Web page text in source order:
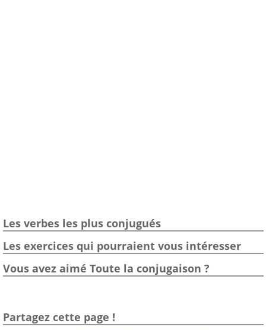
Les verbes les plus conjugués
Les exercices qui pourraient vous intéresser
Vous avez aimé Toute la conjugaison ?
Partagez cette page !